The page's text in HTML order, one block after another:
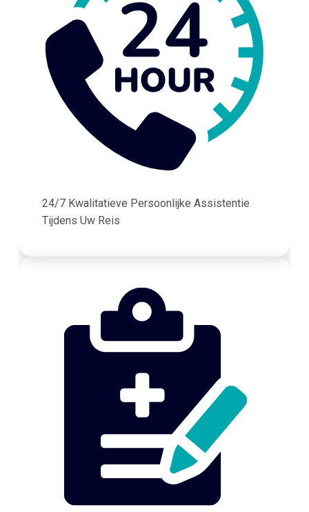
24/7 Kwalitatieve Persoonlijke Assistentie
Tijdens Uw Reis